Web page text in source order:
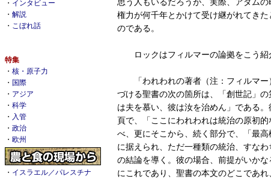
・ インタビュー
・ 解説
・ こぼれ話
特集
・ 核・原子力
・ 国際
・ アジア
・ 科学
・ 入管
・ 政治
・ 欧州
・ イスラエル／パレスチナ
思う人もいるだろうが、実際、アダム
権力が何千年とかけて受け継がれてき
のである。
ロックはフィルマーの論拠をこう紹
「われわれの著者（注：フィルマー
づける聖書の次の箇所は、「創世記」
は夫を慕い、彼は汝を治めん」である
頁で、「ここにわれわれは統治の原初
べ、更にそこから、続く部分で、「最
に据えられ、ただ一種類の統治、すな
の結論を導く。彼の場合、前提がいか
にこれであり、聖書の本文のどこであ